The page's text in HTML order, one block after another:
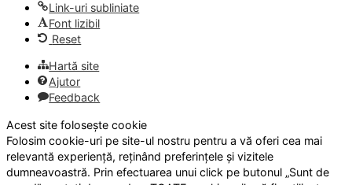
Link-uri subliniate
Font lizibil
Reset
Hartă site
Ajutor
Feedback
Acest site folosește cookie
Folosim cookie-uri pe site-ul nostru pentru a vă oferi cea mai
relevantă experiență, reținând preferințele și vizitele
dumneavoastră. Prin efectuarea unui click pe butonul „Sunt de